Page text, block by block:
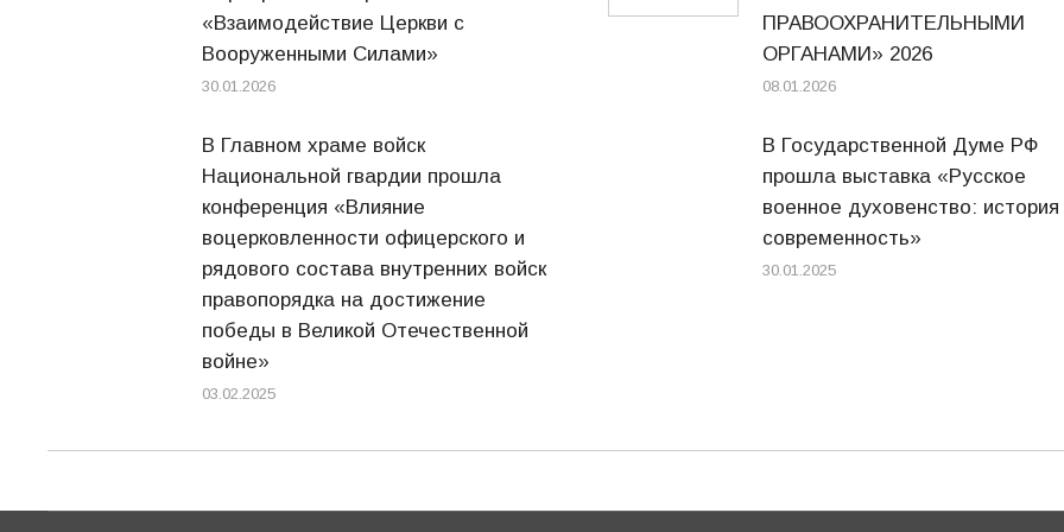
«Взаимодействие Церкви с
Вооруженными Силами»
30.01.2026
ПРАВООХРАНИТЕЛЬНЫМИ
ОРГАНАМИ» 2026
08.01.2026
В Главном храме войск
Национальной гвардии прошла
конференция «Влияние
воцерковленности офицерского и
рядового состава внутренних войск
правопорядка на достижение
победы в Великой Отечественной
войне»
03.02.2025
В Государственной Думе РФ
прошла выставка «Русское
военное духовенство: история
современность»
30.01.2025